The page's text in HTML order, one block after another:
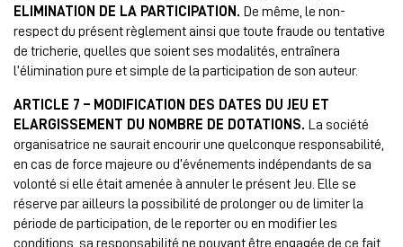
ELIMINATION DE LA PARTICIPATION. De même, le non-
respect du présent règlement ainsi que toute fraude ou tentative
de tricherie, quelles que soient ses modalités, entraînera
l’élimination pure et simple de la participation de son auteur.
ARTICLE 7 – MODIFICATION DES DATES DU JEU ET
ELARGISSEMENT DU NOMBRE DE DOTATIONS. La société
organisatrice ne saurait encourir une quelconque responsabilité,
en cas de force majeure ou d’événements indépendants de sa
volonté si elle était amenée à annuler le présent Jeu. Elle se
réserve par ailleurs la possibilité de prolonger ou de limiter la
période de participation, de le reporter ou en modifier les
conditions, sa responsabilité ne pouvant être engagée de ce fait.